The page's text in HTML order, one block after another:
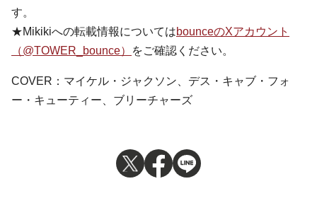
す。
★Mikikiへの転載情報についてはbounceのXアカウント
（@TOWER_bounce）
をご確認ください。
COVER：マイケル・ジャクソン、デス・キャブ・フォ
ー・キューティー、ブリーチャーズ